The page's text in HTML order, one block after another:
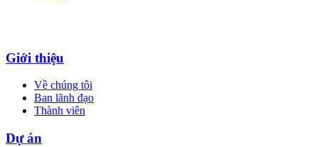
Giới thiệu
Về chúng tôi
Ban lãnh đạo
Thành viên
Dự án